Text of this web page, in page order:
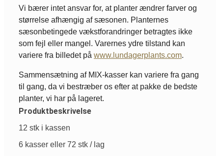
Vi bærer intet ansvar for, at planter ændrer farver og
størrelse afhængig af sæsonen. Planternes
sæsonbetingede vækstforandringer betragtes ikke
som fejl eller mangel. Varernes ydre tilstand kan
variere fra billedet på www.lundagerplants.com.
Sammensætning af MIX-kasser kan variere fra gang
til gang, da vi bestræber os efter at pakke de bedste
planter, vi har på lageret.
Produktbeskrivelse
12 stk i kassen
6 kasser eller 72 stk / lag